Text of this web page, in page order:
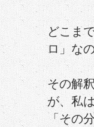
どこま
ロ」な
その解
が、私
「その